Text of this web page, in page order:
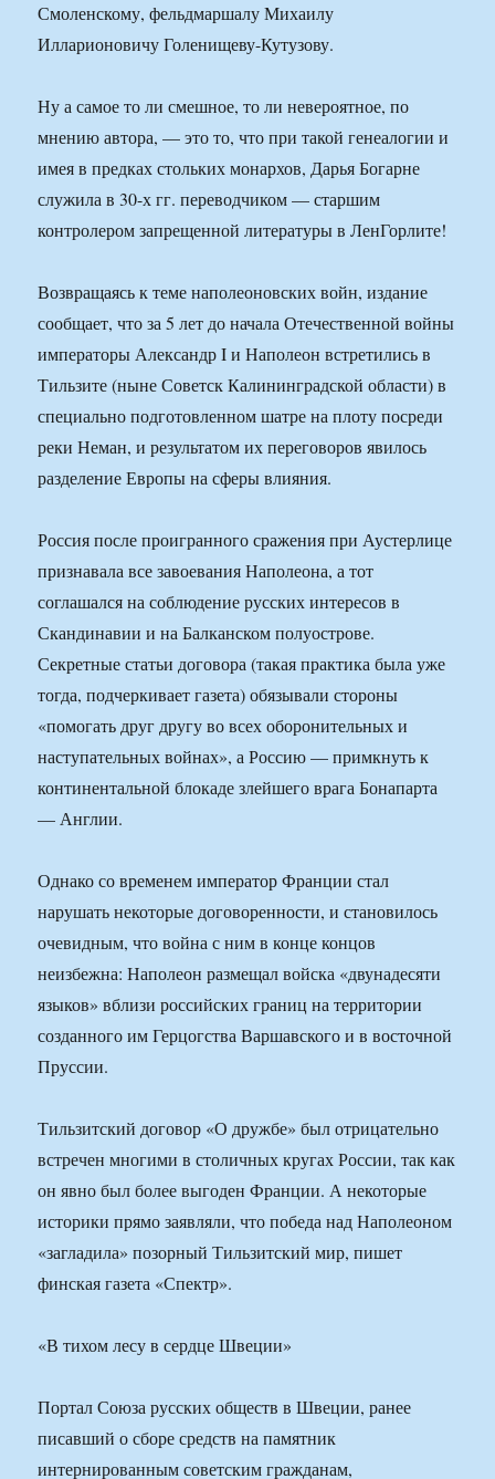
Смоленскому, фельдмаршалу Михаилу
Илларионовичу Голенищеву-Кутузову.
Ну а самое то ли смешное, то ли невероятное, по
мнению автора, — это то, что при такой генеалогии и
имея в предках стольких монархов, Дарья Богарне
служила в 30-х гг. переводчиком — старшим
контролером запрещенной литературы в ЛенГорлите!
Возвращаясь к теме наполеоновских войн, издание
сообщает, что за 5 лет до начала Отечественной войны
императоры Александр I и Наполеон встретились в
Тильзите (ныне Советск Калининградской области) в
специально подготовленном шатре на плоту посреди
реки Неман, и результатом их переговоров явилось
разделение Европы на сферы влияния.
Россия после проигранного сражения при Аустерлице
признавала все завоевания Наполеона, а тот
соглашался на соблюдение русских интересов в
Скандинавии и на Балканском полуострове.
Секретные статьи договора (такая практика была уже
тогда, подчеркивает газета) обязывали стороны
«помогать друг другу во всех оборонительных и
наступательных войнах», а Россию — примкнуть к
континентальной блокаде злейшего врага Бонапарта
— Англии.
Однако со временем император Франции стал
нарушать некоторые договоренности, и становилось
очевидным, что война с ним в конце концов
неизбежна: Наполеон размещал войска «двунадесяти
языков» вблизи российских границ на территории
созданного им Герцогства Варшавского и в восточной
Пруссии.
Тильзитский договор «О дружбе» был отрицательно
встречен многими в столичных кругах России, так как
он явно был более выгоден Франции. А некоторые
историки прямо заявляли, что победа над Наполеоном
«загладила» позорный Тильзитский мир, пишет
финская газета «Спектр».
«В тихом лесу в сердце Швеции»
Портал Союза русских обществ в Швеции, ранее
писавший о сборе средств на памятник
интернированным советским гражданам,